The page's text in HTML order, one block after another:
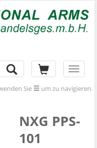
Sie um zu navigieren.
NXG PPS-
101